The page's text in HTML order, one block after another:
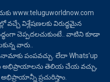
www.teluguworldnow.com
వచ్చే విశ్లేషణలకు విరుద్ధమైన
చెప్పదలచుకుంటే.. వాటిని కూడా
వారు..
పంపవచ్చు. లేదా Whats’up
అభిప్రాయాలను తెలియ చేయ వచ్చు,
ప్రచురిస్తాం.